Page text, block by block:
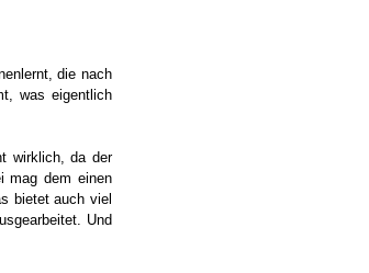
die nach
was eigentlich
wirklich, da der
mag dem einen
bietet auch viel
Und